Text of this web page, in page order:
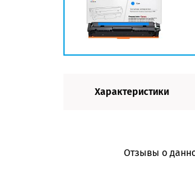
Характеристики
Отзывы о